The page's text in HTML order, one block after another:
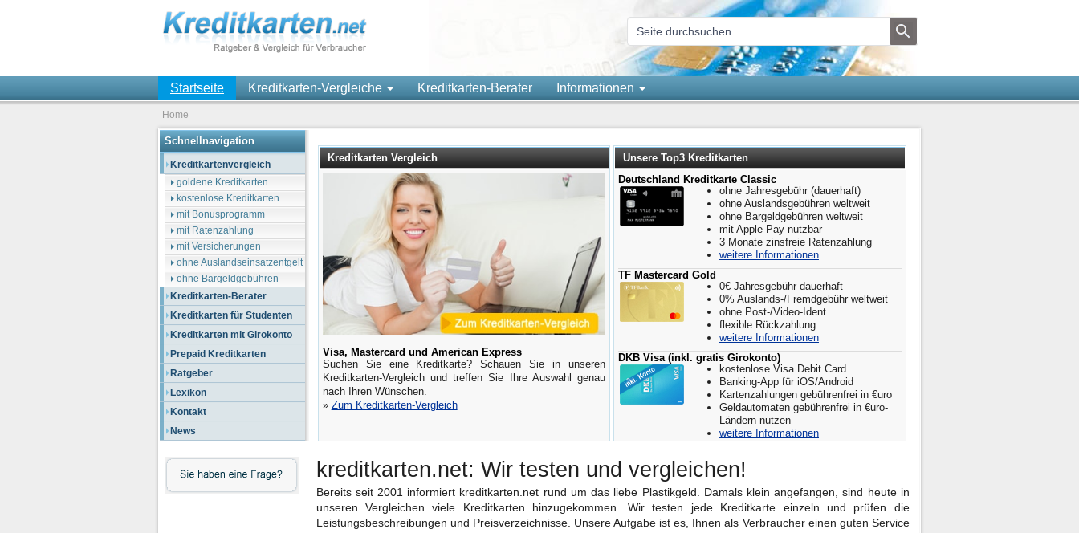
Startseite Kreditkarten-Vergleiche Kreditkarten-Berater Informationen
Home
Kreditkarten Vergleich
Visa, Mastercard und American Express
Suchen Sie eine Kreditkarte? Schauen Sie in unseren
Kreditkarten-Vergleich und treffen Sie Ihre Auswahl genau
nach Ihren Wünschen.
» Zum Kreditkarten-Vergleich
Unsere Top3 Kreditkarten
Deutschland Kreditkarte Classic
ohne Jahresgebühr (dauerhaft)
ohne Auslandsgebühren weltweit
ohne Bargeldgebühren weltweit
mit Apple Pay nutzbar
3 Monate zinsfreie Ratenzahlung
weitere Informationen
TF Mastercard Gold
0€ Jahresgebühr dauerhaft
0% Auslands-/Fremdgebühr weltweit
ohne Post-/Video-Ident
flexible Rückzahlung
weitere Informationen
DKB Visa (inkl. gratis Girokonto)
kostenlose Visa Debit Card
Banking-App für iOS/Android
Kartenzahlungen gebührenfrei in €uro
Geldautomaten gebührenfrei in €uro-
Ländern nutzen
weitere Informationen
kreditkarten.net: Wir testen und vergleichen!
Bereits seit 2001 informiert kreditkarten.net rund um das liebe Plastikgeld. Damals klein angefangen, sind heute in
unseren Vergleichen viele Kreditkarten hinzugekommen. Wir testen jede Kreditkarte einzeln und prüfen die
Leistungsbeschreibungen und Preisverzeichnisse. Unsere Aufgabe ist es, Ihnen als Verbraucher einen guten Service
Schnellnavigation
Kreditkartenvergleich
goldene Kreditkarten
kostenlose Kreditkarten
mit Bonusprogramm
mit Ratenzahlung
mit Versicherungen
ohne Auslandseinsatzentgelt
ohne Bargeldgebühren
Kreditkarten-Berater
Kreditkarten für Studenten
Kreditkarten mit Girokonto
Prepaid Kreditkarten
Ratgeber
Lexikon
Kontakt
News